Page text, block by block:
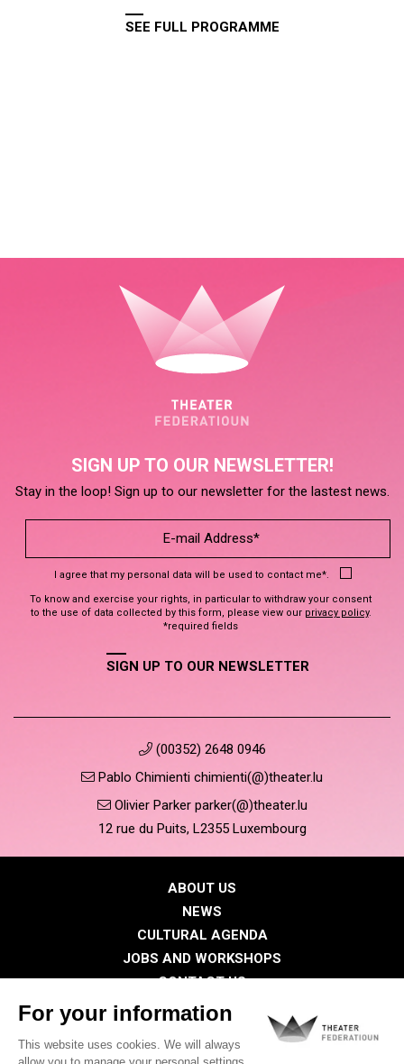
SEE FULL PROGRAMME
SIGN UP TO OUR NEWSLETTER!
Stay in the loop! Sign up to our newsletter for the lastest news.
I agree that my personal data will be used to contact me*.
To know and exercise your rights, in particular to withdraw your consent
to the use of data collected by this form, please view our privacy policy.
*required fields
SIGN UP TO OUR NEWSLETTER
(00352) 2648 0946
Pablo Chimienti chimienti(@)theater.lu
Olivier Parker parker(@)theater.lu
12 rue du Puits, L2355 Luxembourg
ABOUT US
NEWS
CULTURAL AGENDA
JOBS AND WORKSHOPS
CONTACT US
PRESS